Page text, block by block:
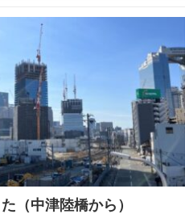
（中津陸橋から）